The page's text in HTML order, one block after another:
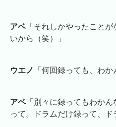
アベ「それしかやったこと
いから（笑）」
ウエノ 「何回録っても、わか
アベ「別々に録ってもわか
って。ドラムだけ録って、